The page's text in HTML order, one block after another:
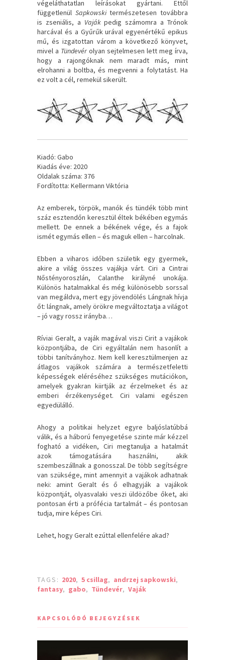
végeláthatatlan leírásokat gyártani. Ettől
függetlenül Sapkowskitermészetesen továbbra
is zseniális, a Vajákpedig számomra a Trónok
harcával és a Gyűrűk urával egyenértékű epikus
mű, és izgatottan várom a következő könyvet,
mivel a Tündevérolyan sejtelmesen lett meg írva,
hogy a rajongóknak nem maradt más, mint
elrohanni a boltba, és megvenni a folytatást. Ha
ez volt a cél, remekül sikerült.
Kiadó: Gabo
Kiadás éve: 2020
Oldalak száma: 376
Fordította: Kellermann Viktória
Az ​emberek, törpök, manók és tündék több mint
száz esztendőn keresztül éltek békében egymás
mellett. De ennek a békének vége, és a fajok
ismét egymás ellen – és maguk ellen – harcolnak.
Ebben a viharos időben születik egy gyermek,
akire a világ összes vajákja várt. Ciri a Cintrai
Nőstényoroszlán, Calanthe királyné unokája.
Különös hatalmakkal és még különösebb sorssal
van megáldva, mert egy jövendölés Lángnak hívja
őt: lángnak, amely örökre megváltoztatja a világot
– jó vagy rossz irányba…
Ríviai Geralt, a vaják magával viszi Cirit a vajákok
központjába, de Ciri egyáltalán nem hasonlít a
többi tanítványhoz. Nem kell keresztülmenjen az
átlagos vajákok számára a természetfeletti
képességek eléréséhez szükséges mutációkon,
amelyek gyakran kiirtják az érzelmeket és az
emberi érzékenységet. Ciri valami egészen
egyedülálló.
Ahogy a politikai helyzet egyre baljóslatúbbá
válik, és a háború fenyegetése szinte már kézzel
fogható a vidéken, Ciri megtanulja a hatalmát
azok támogatására használni, akik
szembeszállnak a gonosszal. De több segítségre
van szüksége, mint amennyit a vajákok adhatnak
neki: amint Geralt és ő elhagyják a vajákok
központját, olyasvalaki veszi üldözőbe őket, aki
pontosan érti a prófécia tartalmát – és pontosan
tudja, mire képes Ciri.
Lehet, hogy Geralt ezúttal ellenfelére akad?
TAGS: 2020, 5 csillag, andrzej sapkowski,
fantasy, gabo, Tündevér, Vaják
KAPCSOLÓDÓ BEJEGYZÉSEK